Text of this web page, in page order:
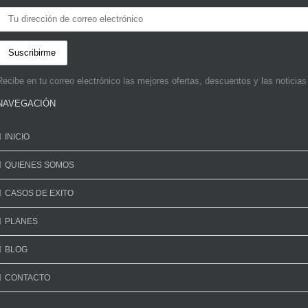
en tu correo electrónico las mejores ofertas, descuentos y las noticias
INICIO
QUIENES SOMOS
CASOS DE EXITO
PLANES
BLOG
CONTACTO